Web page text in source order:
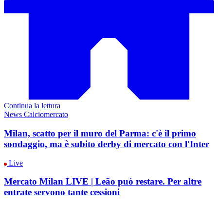
Continua la lettura
News Calciomercato
Milan, scatto per il muro del Parma: c'è il primo
sondaggio, ma è subito derby di mercato con l'Inter
Live
Mercato Milan LIVE | Leão può restare. Per altre
entrate servono tante cessioni